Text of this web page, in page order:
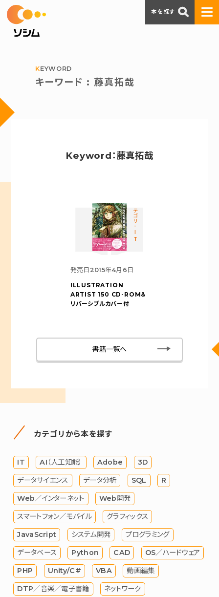
KEYWORD
キーワード : 藤真拓哉
Keyword：藤真拓哉
カテゴリ-IT
発売日 2015年4月6日
ILLUSTRATION
ARTIST 150 CD-ROM&
リバーシブルカバー付
書籍一覧へ
カテゴリから本を探す
IT AI（人工知能） Adobe 3D
データサイエンス データ分析 SQL R
Web／インターネット Web開発
スマートフォン／モバイル グラフィックス
JavaScript システム開発 プログラミング
データベース Python CAD OS／ハードウェア
PHP Unity/C# VBA 動画編集
DTP／音楽／電子書籍 ネットワーク
本を探す